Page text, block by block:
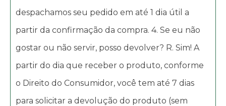
despachamos seu pedido em até 1 dia útil a
partir da confirmação da compra. 4. Se eu não
gostar ou não servir, posso devolver? R. Sim! A
partir do dia que receber o produto, conforme
o Direito do Consumidor, você tem até 7 dias
para solicitar a devolução do produto (sem